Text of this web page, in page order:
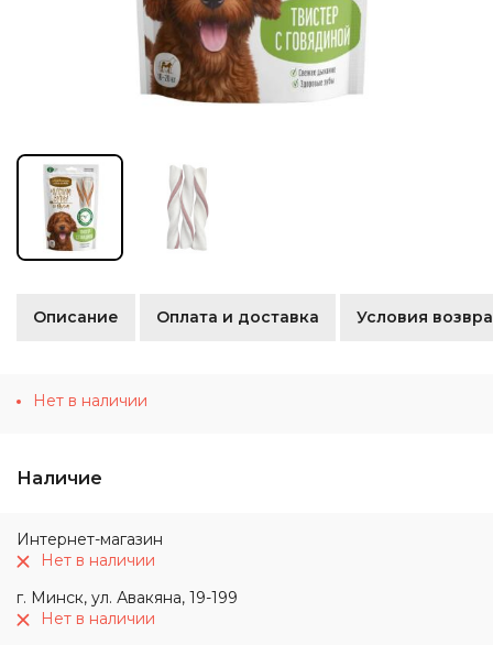
Описание Оплата и доставка Условия
Нет в наличии
Наличие
Интернет-магазин
Нет в наличии
г. Минск, ул. Авакяна, 19-199
Нет в наличии